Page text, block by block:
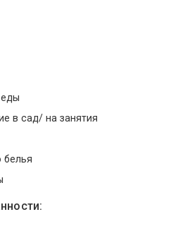
еды
в сад/ на занятия
белья